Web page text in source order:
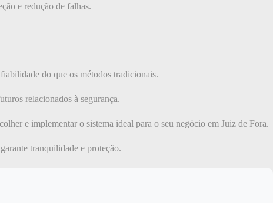
e redução de falhas.
do que os métodos tradicionais.
relacionados à segurança.
e implementar o sistema ideal para o seu negócio em Juiz de Fora.
tranquilidade e proteção.